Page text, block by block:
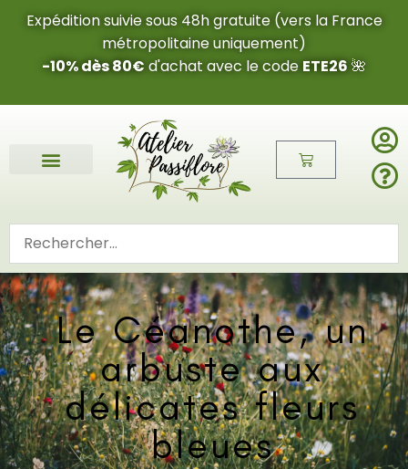
Expédition suivie sous 48h gratuite (vers la France
métropolitaine uniquement)
-10% dès 80€ d'achat avec le code ETE26 🌺
Le Céanothe, un
arbuste aux
délicates fleurs
bleues